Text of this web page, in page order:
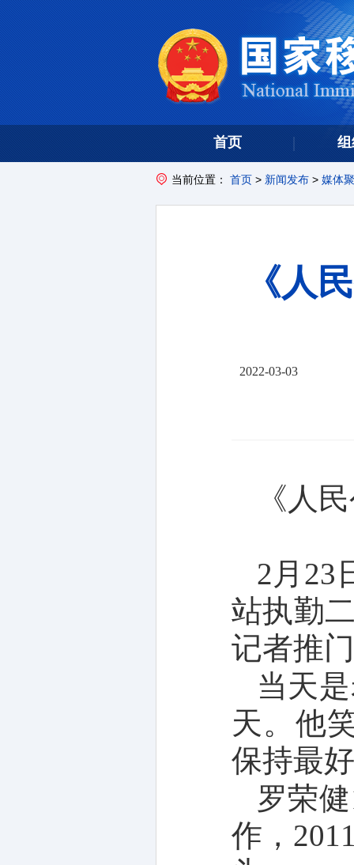
首页
当前位置： 首页> 新闻发布> 媒体
《人
2022-03-03
《人
2月23
站执勤
记者推
当天
天。他
保持最
罗荣
作，